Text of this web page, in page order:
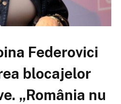
Federovici
blocajelor
„România nu